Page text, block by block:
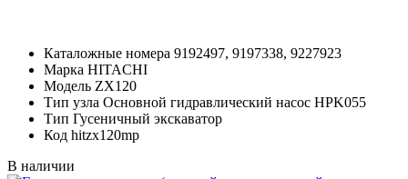
Каталожные номера 9192497, 9197338, 9227923
Марка HITACHI
Модель ZX120
Тип узла Основной гидравлический насос HPK055
Тип Гусеничный экскаватор
Код hitzx120mp
В наличии